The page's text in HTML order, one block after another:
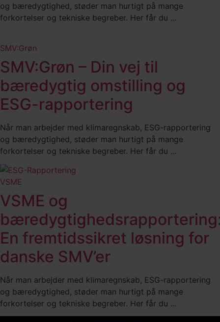
og bæredygtighed, støder man hurtigt på mange
forkortelser og tekniske begreber. Her får du ...
SMV:Grøn
SMV:Grøn – Din vej til
bæredygtig omstilling og
ESG-rapportering
Når man arbejder med klimaregnskab, ESG-rapportering
og bæredygtighed, støder man hurtigt på mange
forkortelser og tekniske begreber. Her får du ...
VSME
VSME og
En fremtidssikret løsning for
danske SMV’er
Når man arbejder med klimaregnskab, ESG-rapportering
og bæredygtighed, støder man hurtigt på mange
forkortelser og tekniske begreber. Her får du ...